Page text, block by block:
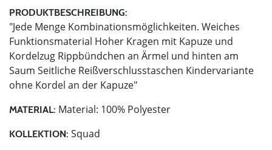
PRODUKTBESCHREIBUNG:
"Jede Menge Kombinationsmöglichkeiten. Weiches
Funktionsmaterial Hoher Kragen mit Kapuze und
Kordelzug Rippbündchen an Ärmel und hinten am
Saum Seitliche Reißverschlusstaschen Kindervariante
ohne Kordel an der Kapuze"
MATERIAL: Material: 100% Polyester
KOLLEKTION: Squad